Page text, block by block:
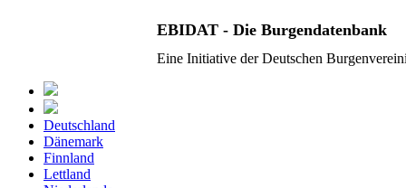
EBIDAT - Die Burgendatenbank
Eine Initiative der Deutschen
Deutschland
Dänemark
Finnland
Lettland